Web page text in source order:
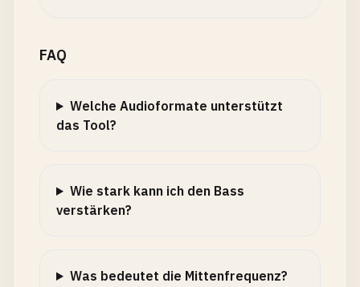
FAQ
Welche Audioformate unterstützt
das Tool?
Wie stark kann ich den Bass
verstärken?
Was bedeutet die Mittenfrequenz?